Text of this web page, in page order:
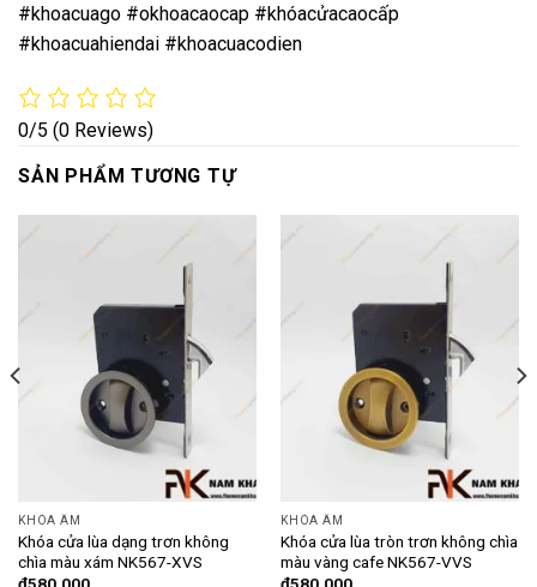
#khoacuago #okhoacaocap #khóacửacaocấp
#khoacuahiendai #khoacuacodien
0/5 (0 Reviews)
SẢN PHẨM TƯƠNG TỰ
KHÓA ÂM
Khóa cửa lùa dạng trơn không
chìa màu xám NK567-XVS
KHÓA ÂM
Khóa cửa lùa tròn trơn không chìa
màu vàng cafe NK567-VVS